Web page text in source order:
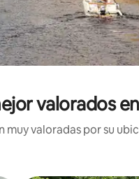
valorados
muy valoradas por su